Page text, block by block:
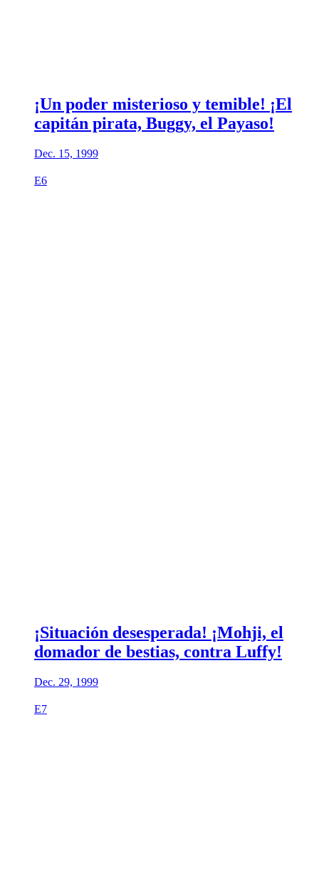
¡Un poder misterioso y temible! ¡El
capitán pirata, Buggy, el Payaso!
Dec. 15, 1999
E6
¡Situación desesperada! ¡Mohji, el
domador de bestias, contra Luffy!
Dec. 29, 1999
E7